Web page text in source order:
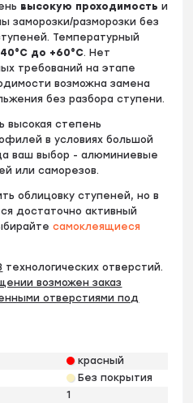
высокую проходимость и
заморозки/разморозки без
Температурный
до +60°С. Нет
требований на этапе
возможна замена
без разбора ступени.
высокая степень
в условиях большой
ваш выбор - алюминиевые
или саморезов.
облицовку ступеней, но в
достаточно активный
самоклеящиеся
технологических отверстий.
возможен заказ
отверстиями под
красный
Без покрытия
1